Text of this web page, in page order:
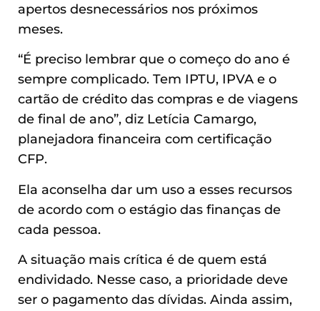
apertos desnecessários nos próximos
meses.
“É preciso lembrar que o começo do ano é
sempre complicado. Tem IPTU, IPVA e o
cartão de crédito das compras e de viagens
de final de ano”, diz Letícia Camargo,
planejadora financeira com certificação
CFP.
Ela aconselha dar um uso a esses recursos
de acordo com o estágio das finanças de
cada pessoa.
A situação mais crítica é de quem está
endividado. Nesse caso, a prioridade deve
ser o pagamento das dívidas. Ainda assim,